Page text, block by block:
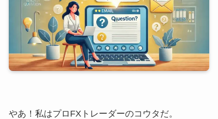
やあ！私はプロFXトレーダーのコウタだ。